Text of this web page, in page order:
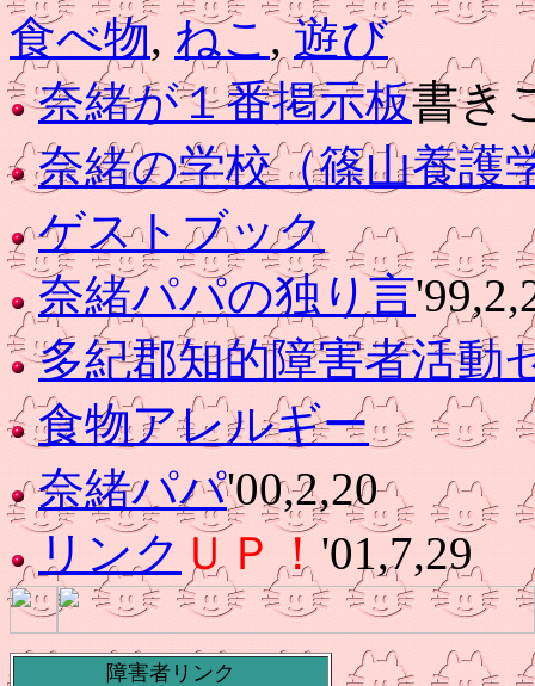
食べ物, ねこ ,遊び
奈緒が１番掲示板書き
奈緒の学校（篠山養護
ゲストブック
奈緒パパの独り言
多紀郡知的障害者活動
食物アレルギー
奈緒パパ'00,2,20
リンク ＵＰ！ '01,7,29
障害者リンク